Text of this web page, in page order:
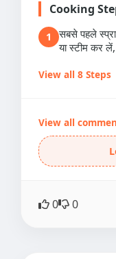
Cooking
1
सबसे पहले
या स्टीम कर
View all 8 Steps
View all
0 0